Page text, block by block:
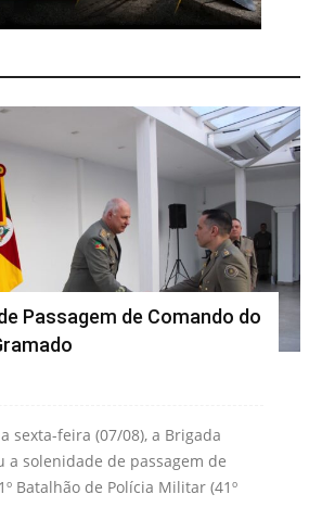
Passagem de Comando do
sexta-feira (07/08), a Brigada
a solenidade de passagem de
Batalhão de Polícia Militar (41º